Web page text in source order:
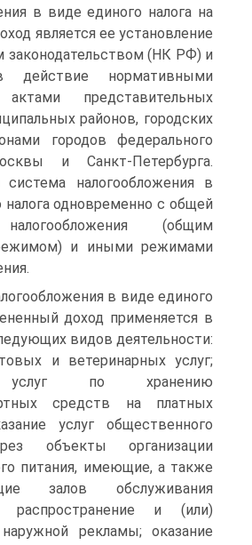
в виде единого налога на
является ее установление
законодательством (НК РФ) и
действие нормативными
представительных
районов, городских
городов федерального
и Санкт-Петербурга.
система налогообложения в
налога одновременно с общей
(общим
и иными режимами
в виде единого
доход применяется в
видов деятельности:
и ветеринарных услуг;
услуг по хранению
средств на платных
услуг общественного
объекты организации
питания, имеющие, а также
залов обслуживания
распространение и (или)
рекламы; оказание